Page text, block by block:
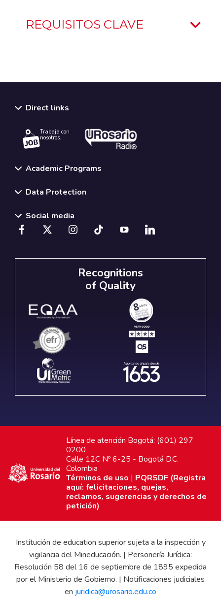
REQUISITOS CLAVE
Direct links
Trabaja con
nosotros.
Academic Programs
Data Protection
Social media
Recognitions
of Quality
Línea de atención Bogotá: (601) 297
0200
Calle 12C Nº 6-25 - Bogotá D.C.
Colombia
Términos de uso | PQRSDF (Registra
aquí: felicitaciones, quejas,
reclamos, sugerencias y derechos de
petición)
Institución de education superior sujeta a la inspección y
vigilancia del Mineducación. | Personería Jurídica:
Resolución 58 del 16 de septiembre de 1895 expedida
por el Ministerio de Gobierno. | Notificaciones judiciales
en juridica@urosario.edu.co